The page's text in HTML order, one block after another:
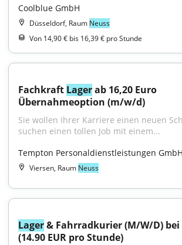
Coolblue GmbH
Düsseldorf, Raum Neuss
Von 14,90 € bis 16,39 € pro Stunde
Fachkraft Lager ab 16,20 Euro
Übernahmeoption (m/w/d)
Sie wollen Ihrer Karriere einen neuen
suchen einen tollen Job mit einem...
Tempton Personaldienstleistungen GmbH
Viersen, Raum Neuss
Lager & Fahrradkurier (M/W/D) bei
(14.90 EUR pro Stunde)